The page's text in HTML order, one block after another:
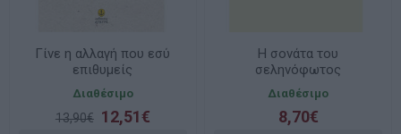
Γίνε η αλλαγή που εσύ
επιθυμείς
Διαθέσιμο
13,90€ 12,51€
Η σονάτα του
σεληνόφωτος
Διαθέσιμο
8,70€